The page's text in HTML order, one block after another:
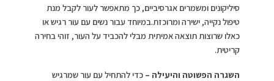
סיליקונים ומשמרים אגרסיביים, כך מתאפשר לעור לקבל מנת
טיפול נקייה, ישירה ומרוכזת.במיוחד עבור נשים עם עור רגיש או
כאלו שרוצות תוצאה אמיתית מבלי להכביד על העור, זוהי בחירה
קריטית.
השגרה הפשוטה והיעילה –כדי להתחיל עם עור שמרגיש